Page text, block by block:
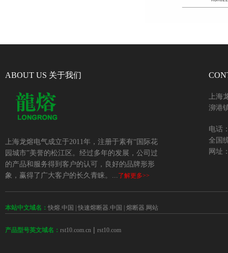
ABOUT US 关于我们
上海龙熔电气成立于2011年，注册于素有“国际花
园城市”美誉的松江区。经过多年的发展，公司过
的产品和服务得到客户的认可，良好的品牌形形
象，赢得了广大客户的长久青睐。...了解更多>>
上海
泖港
电话
全国
网址
本站中文域名： 快熔.中国 快速熔断器.中国 熔断器.网站
产品型号英文域名： rst10.com.cn | rst10.com